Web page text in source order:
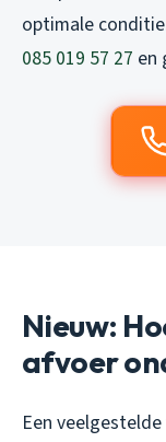
optimale
085 019 57 27 en
Nieuw:
afvoer
Een